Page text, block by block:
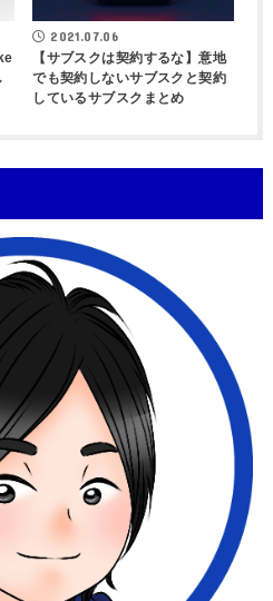
2021.07.06
【サブスクは契約するな】意地
でも契約しないサブスクと契約
しているサブスクまとめ